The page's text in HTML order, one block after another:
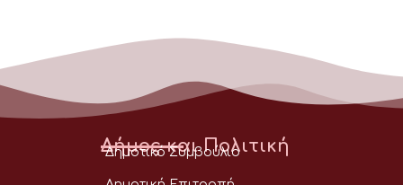
Δήμος και Πολιτική
Δημοτικό Συμβούλιο